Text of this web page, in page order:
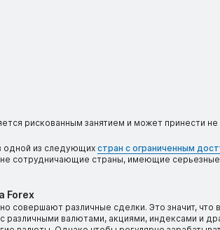
рискованным занятием и может принести
одной из следующихстран с ограниченным
не сотрудничающие страны, имеющие
Forex
совершают различные сделки. Это значит,
валютами, акциями, индексами и